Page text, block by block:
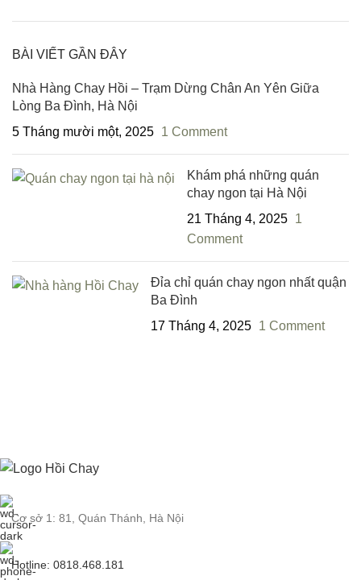
BÀI VIẾT GẦN ĐÂY
Nhà Hàng Chay Hồi – Trạm Dừng Chân An Yên Giữa
Lòng Ba Đình, Hà Nội
5 Tháng mười một, 2025 1 Comment
Khám phá những quán
chay ngon tại Hà Nội
21 Tháng 4, 2025 1
Comment
Đỉa chỉ quán chay ngon nhất quận
Ba Đình
17 Tháng 4, 2025 1 Comment
Cơ sở 1: 81, Quán Thánh, Hà Nội
Hotline: 0818.468.181